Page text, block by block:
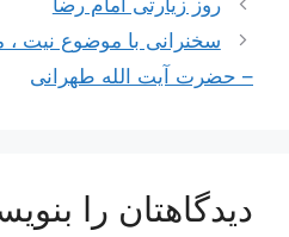
نوشته‌هاسخنرانی با موضوع نیت
– حضرت آیت الله طهرانی
دیدگاهتان را